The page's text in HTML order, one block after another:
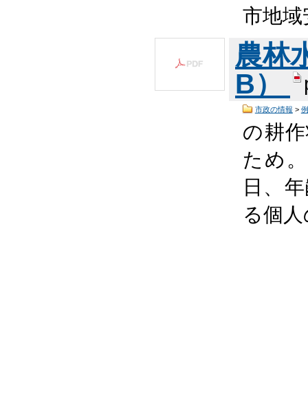
市地
農林
B）
市政の情報 >
の耕
ため
日、
る個